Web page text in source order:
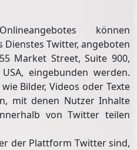
können
Twitter, angeboten
Market Street, Suite 900,
eingebunden werden.
Bilder, Videos oder Texte
mit denen Nutzer Inhalte
von Twitter teilen
der Plattform Twitter sind,